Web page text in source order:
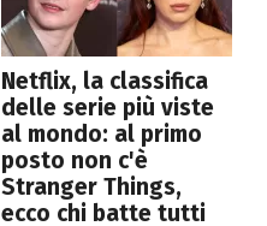
Netflix, la classifica
delle serie più viste
al mondo: al primo
posto non c'è
Stranger Things,
ecco chi batte tutti